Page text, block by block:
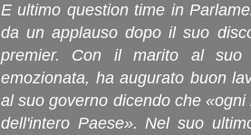
E ultimo question time in
da un applauso dopo il suo
premier. Con il marito al suo
emozionata, ha augurato buon
al suo governo dicendo che
dell'intero Paese». Nel suo